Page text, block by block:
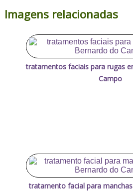
Imagens relacionadas
tratamentos faciais para rugas
Campo
tratamento facial para